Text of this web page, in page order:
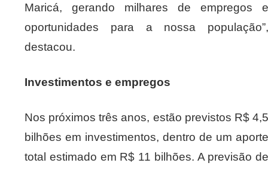
Maricá, gerando milhares de empregos e
oportunidades para a nossa população”,
destacou.
Investimentos e empregos
Nos próximos três anos, estão previstos R$ 4,5
bilhões em investimentos, dentro de um aporte
total estimado em R$ 11 bilhões. A previsão de